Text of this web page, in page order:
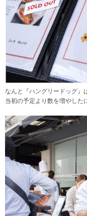
なんと『ハングリードッグ』
当初の予定より数を増やした